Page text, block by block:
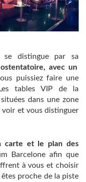
se distingue par sa
avec un
puissiez faire une
tables VIP de la
dans une zone
voir et vous distinguer
carte et le plan des
Barcelone afin que
à vous et choisir
proche de la piste